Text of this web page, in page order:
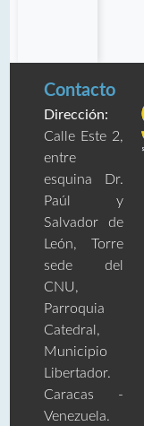
Contacto
Dirección:
Calle Este 2,
entre
esquina Dr.
Paúl y
Salvador de
León, Torre
sede del
CNU,
Parroquia
Catedral,
Municipio
Libertador.
Caracas -
Venezuela.